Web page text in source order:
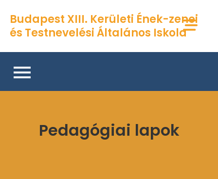
content
Budapest XIII. Kerületi Ének-zenei
és Testnevelési Általános Iskola
Pedagógiai lapok